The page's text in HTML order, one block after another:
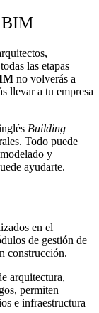
BIM
las etapas
no volverás a
llevar a tu empresa
Building
Todo puede
y
ayudarte.
en el
de gestión de
construcción.
arquitectura,
permiten
e infraestructura